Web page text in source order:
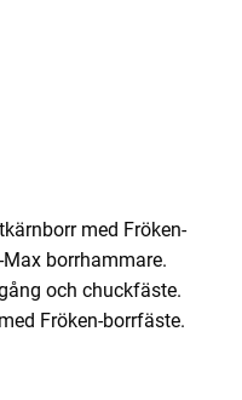
med Fröken-
borrhammare.
och chuckfäste.
Fröken-borrfäste.